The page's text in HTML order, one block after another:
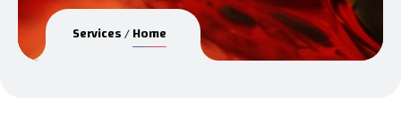
Home
Services